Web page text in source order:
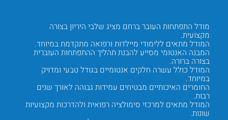
מודל התפתחות העובר ברחם מציג שלבי היריון בצורה
מקצועית.
המודל מתאים ללימודי מיילדות ורפואה מתקדמת במיוחד.
המבנה האנטומי מסייע להבנת תהליך ההתפתחות העוברית
בצורה ברורה.
המודל כולל עשרה חלקים אנטומיים בגודל טבעי ומדויק
במיוחד.
החומרים האיכותיים מבטיחים עמידות גבוהה לאורך שנים
רבות.
המודל מתאים למרכזי סימולציה רפואית ולהדרכות מקצועיות
שונות.